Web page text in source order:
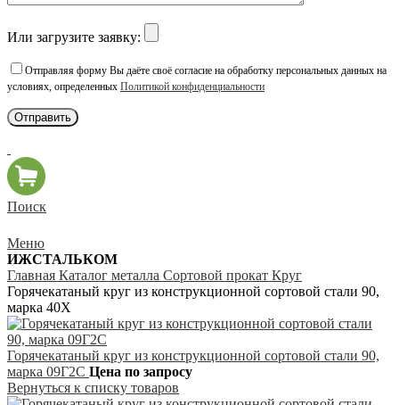
Или загрузите заявку:
Отправляя форму Вы даёте своё согласие на обработку персональных данных на
условиях, определенных Политикой конфиденциальности
Поиск
Меню
ИЖСТАЛЬКОМ
Главная Каталог металла Сортовой прокат Круг
Горячекатаный круг из конструкционной сортовой стали 90,
марка 40Х
Горячекатаный круг из конструкционной сортовой стали 90,
марка 09Г2С Цена по запросу
Вернуться к списку товаров